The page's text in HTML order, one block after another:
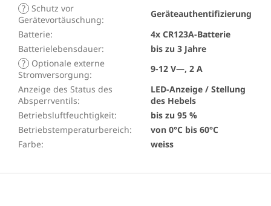
? Schutz vor
Gerätevortäuschung:
Geräteauthentifizierung
Batterie:
4x CR123A-Batterie
Batterielebensdauer:
bis zu 3 Jahre
? Optionale externe
Stromversorgung:
9-12 V—, 2 A
Anzeige des Status des
Absperrventils:
LED-Anzeige / Stellung
des Hebels
Betriebsluftfeuchtigkeit:
bis zu 95 %
Betriebstemperaturbereich:
von 0°C bis 60°C
Farbe: weiss
F